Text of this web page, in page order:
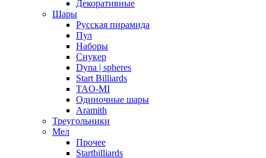
Декоративные
Шары
Русская пирамида
Пул
Наборы
Снукер
Dyna | spheres
Start Billiards
TAO-MI
Одиночные шары
Aramith
Треугольники
Мел
Прочее
Startbilliards